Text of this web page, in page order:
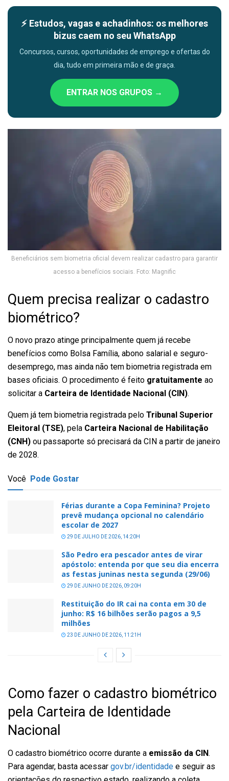
⚡ Estudos, vagas e achadinhos: os melhores
bizus caem no seu WhatsApp
Concursos, cursos, oportunidades de emprego e ofertas do
dia, tudo em primeira mão e de graça.
ENTRAR NOS GRUPOS →
Beneficiários sem biometria oficial devem realizar cadastro para garantir
acesso a benefícios sociais. Foto: Magnific
Quem precisa realizar o cadastro
biométrico?
O novo prazo atinge principalmente quem já recebe
benefícios como Bolsa Família, abono salarial e seguro-
desemprego, mas ainda não tem biometria registrada em
bases oficiais. O procedimento é feito gratuitamente ao
solicitar a Carteira de Identidade Nacional (CIN).
Quem já tem biometria registrada pelo Tribunal Superior
Eleitoral (TSE), pela Carteira Nacional de Habilitação
(CNH) ou passaporte só precisará da CIN a partir de janeiro
de 2028.
Você Pode Gostar
Férias durante a Copa Feminina? Projeto
prevê mudança opcional no calendário
escolar de 2027
29 DE JULHO DE 2026, 14:20H
São Pedro era pescador antes de virar
apóstolo: entenda por que seu dia encerra
as festas juninas nesta segunda (29/06)
29 DE JUNHO DE 2026, 09:20H
Restituição do IR cai na conta em 30 de
junho: R$ 16 bilhões serão pagos a 9,5
milhões
23 DE JUNHO DE 2026, 11:21H
Como fazer o cadastro biométrico
pela Carteira de Identidade
Nacional
O cadastro biométrico ocorre durante a emissão da CIN.
Para agendar, basta acessar gov.br/identidade e seguir as